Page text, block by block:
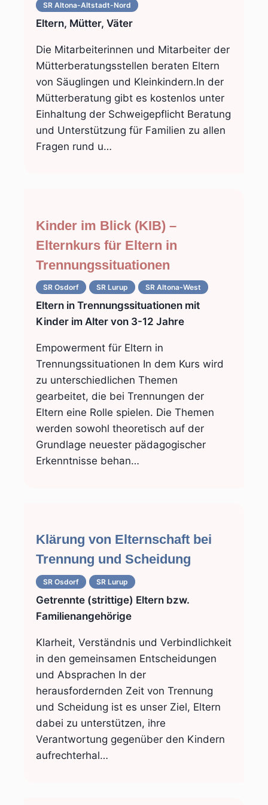
SR Altona-Altstadt-Nord
Eltern, Mütter, Väter
Die Mitarbeiterinnen und Mitarbeiter der
Mütterberatungsstellen beraten Eltern
von Säuglingen und Kleinkindern.In der
Mütterberatung gibt es kostenlos unter
Einhaltung der Schweigepflicht Beratung
und Unterstützung für Familien zu allen
Fragen rund u…
Kinder im Blick (KIB) –
Elternkurs für Eltern in
Trennungssituationen
SR Osdorf SR Lurup SR Altona-West
Eltern in Trennungssituationen mit
Kinder im Alter von 3-12 Jahre
Empowerment für Eltern in
Trennungssituationen In dem Kurs wird
zu unterschiedlichen Themen
gearbeitet, die bei Trennungen der
Eltern eine Rolle spielen. Die Themen
werden sowohl theoretisch auf der
Grundlage neuester pädagogischer
Erkenntnisse behan…
Klärung von Elternschaft bei
Trennung und Scheidung
SR Osdorf SR Lurup
Getrennte (strittige) Eltern bzw.
Familienangehörige
Klarheit, Verständnis und Verbindlichkeit
in den gemeinsamen Entscheidungen
und Absprachen In der
herausfordernden Zeit von Trennung
und Scheidung ist es unser Ziel, Eltern
dabei zu unterstützen, ihre
Verantwortung gegenüber den Kindern
aufrechterhal…